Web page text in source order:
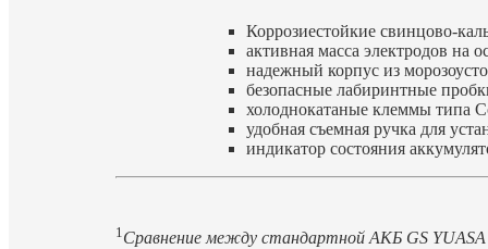
Коррозиестойкие свинцово-
активная масса электродов на
надежный корпус из
безопасные лабиринтные
холоднокатаные клеммы типа
удобная съемная ручка для
индикатор состояния
1 Сравнение между стандартной АКБ GS